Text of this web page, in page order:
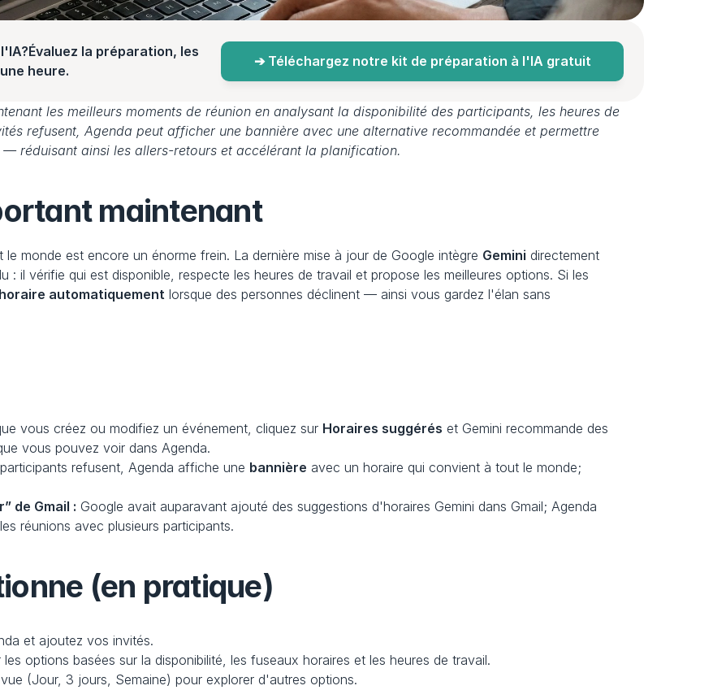
la préparation, les
heure.
➔ Téléchargez notre kit de préparation à l'IA gratuit
les meilleurs moments de réunion en analysant la disponibilité des participants, les heures de
refusent, Agenda peut afficher une bannière avec une alternative recommandée et permettre
réduisant ainsi les allers-retours et accélérant la planification.
maintenant
monde est encore un énorme frein. La dernière mise à jour de Google intègre Gemini directement
: il vérifie qui est disponible, respecte les heures de travail et propose les meilleures options. Si les
automatiquement lorsque des personnes déclinent — ainsi vous gardez l'élan sans
vous créez ou modifiez un événement, cliquez sur Horaires suggérés et Gemini recommande des
vous pouvez voir dans Agenda.
refusent, Agenda affiche une bannière avec un horaire qui convient à tout le monde;
de Gmail : Google avait auparavant ajouté des suggestions d'horaires Gemini dans Gmail; Agenda
réunions avec plusieurs participants.
(en pratique)
et ajoutez vos invités.
options basées sur la disponibilité, les fuseaux horaires et les heures de travail.
(Jour, 3 jours, Semaine) pour explorer d'autres options.